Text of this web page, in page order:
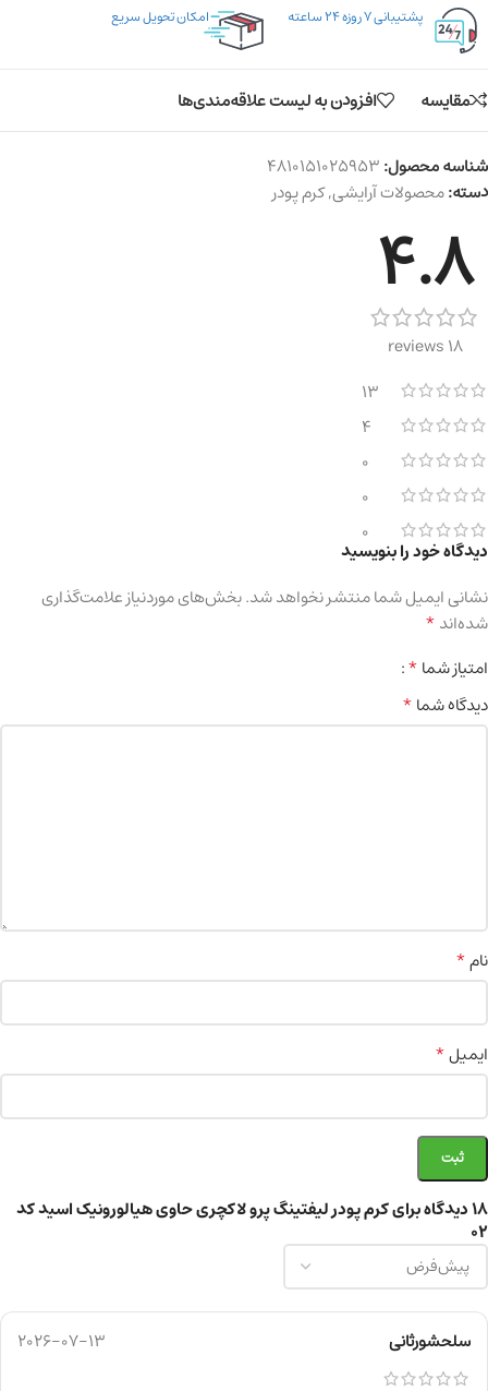
پشتیبانی ۷ روزه ۲۴ ساعته امکان تحویل سریع
مقایسه افزودن به لیست علاقه‌مندی‌ها
شناسه محصول:4810151025953
دسته:محصولات آرایشی,کرم پودر
4.8
18 reviews
13
4
0
0
0
18 دیدگاه برای کرم پودر لیفتینگ پرو لاکچری حاوی هیالورونیک اسید کد
02
سلحشورثانی 2026-07-13
دیدگاه خود را بنویسید
نشانی ایمیل شما منتشر نخواهد شد.بخش‌های موردنیاز علامت‌گذاری
شده‌اند*
امتیاز شما*
دیدگاه شما*
نام*
ایمیل*